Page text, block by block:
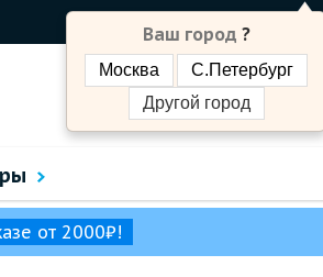
Ваш город ?
Москва
С.Петербург
Другой город
от 2000₽!